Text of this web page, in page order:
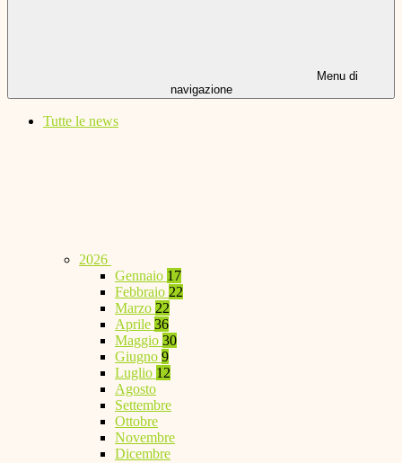
Menu di
navigazione
Tutte le news
2026
Gennaio 17
Febbraio 22
Marzo 22
Aprile 36
Maggio 30
Giugno 9
Luglio 12
Agosto
Settembre
Ottobre
Novembre
Dicembre